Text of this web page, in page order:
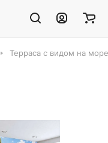
Терраса с видом на